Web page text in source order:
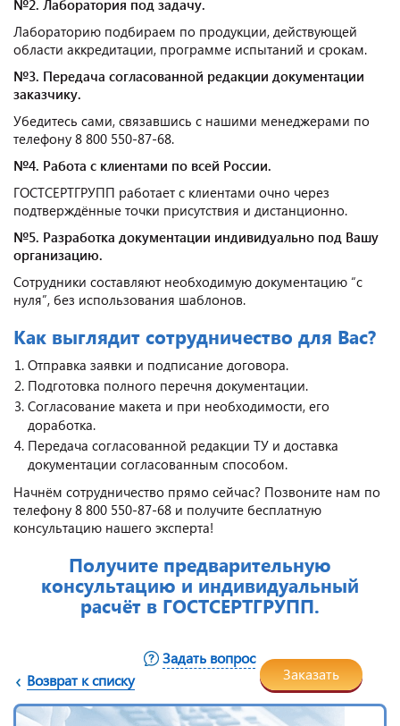
№2. Лаборатория под задачу.
Лабораторию подбираем по продукции, действующей
области аккредитации, программе испытаний и срокам.
№3. Передача согласованной редакции документации
заказчику.
Убедитесь сами, связавшись с нашими менеджерами по
телефону 8 800 550-87-68.
№4. Работа с клиентами по всей России.
ГОСТСЕРТГРУПП работает с клиентами очно через
подтверждённые точки присутствия и дистанционно.
№5. Разработка документации индивидуально под Вашу
организацию.
Сотрудники составляют необходимую документацию “с
нуля”, без использования шаблонов.
Как выглядит сотрудничество для Вас?
Отправка заявки и подписание договора.
Подготовка полного перечня документации.
Согласование макета и при необходимости, его
доработка.
Передача согласованной редакции ТУ и доставка
документации согласованным способом.
Начнём сотрудничество прямо сейчас? Позвоните нам по
телефону 8 800 550-87-68 и получите бесплатную
консультацию нашего эксперта!
Получите предварительную
консультацию и индивидуальный
расчёт в ГОСТСЕРТГРУПП.
Возврат к списку
Задать вопрос
Заказать